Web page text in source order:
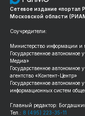
Сетевое издание «портал
Московской области
Соучредители:
Министерство информации и
Государственное
Медиа»
Государственное
агентство «Контент-Центр»
Государственное автономное
информационных систем
Главный редактор:
Тел.: 8 (495) 223-35-11